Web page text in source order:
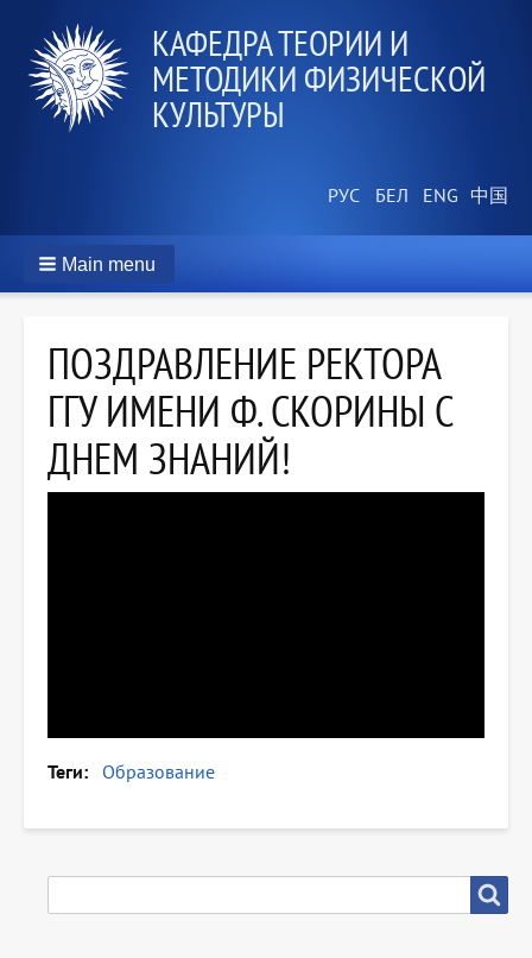
КАФЕДРА ТЕОРИИ И
МЕТОДИКИ ФИЗИЧЕСКОЙ
КУЛЬТУРЫ
Main menu
ПОЗДРАВЛЕНИЕ РЕКТОРА
ГГУ ИМЕНИ Ф. СКОРИНЫ С
ДНЕМ ЗНАНИЙ!
Теги Образование